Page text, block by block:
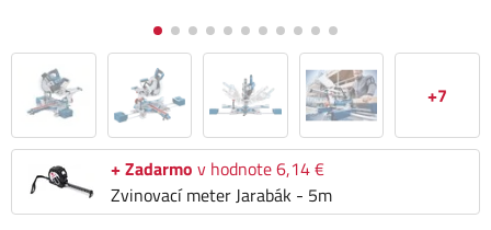
+7
+ Zadarmo v hodnote 6,14 €
Zvinovací meter Jarabák - 5m